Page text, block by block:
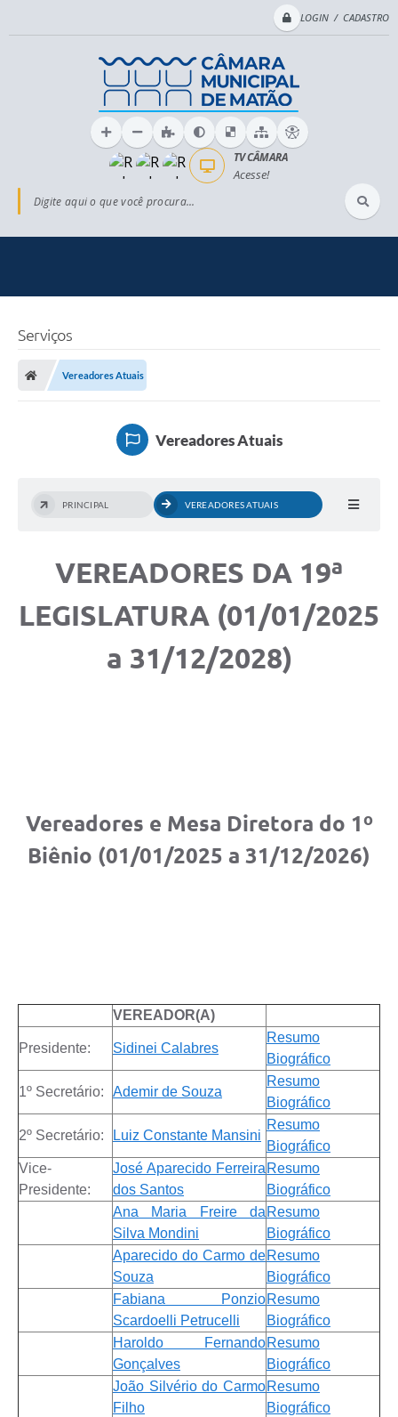
LOGIN / CADASTRO
Digite aqui o que você procura...
TV CÂMARA
Acesse!
Serviços
Vereadores Atuais
Vereadores Atuais
PRINCIPAL VEREADORES ATUAIS
VEREADORES DA 19ª
LEGISLATURA (01/01/2025
a 31/12/2028)
Vereadores e Mesa Diretora do 1º
Biênio (01/01/2025 a 31/12/2026)
VEREADOR(A)
Presidente: Sidinei Calabres
Resumo
Biográfico
1º Secretário: Ademir de Souza
Resumo
Biográfico
2º Secretário: Luiz Constante Mansini
Resumo
Biográfico
Vice-
Presidente:
José Aparecido Ferreira
dos Santos
Resumo
Biográfico
Ana Maria Freire da
Silva Mondini
Resumo
Biográfico
Aparecido do Carmo de
Souza
Resumo
Biográfico
Fabiana Ponzio
Scardoelli Petrucelli
Resumo
Biográfico
Haroldo Fernando
Gonçalves
Resumo
Biográfico
João Silvério do Carmo
Filho
Resumo
Biográfico